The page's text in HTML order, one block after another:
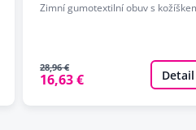
Zimní gumotextilní obuv s
28,96 €
16,63 € Detail